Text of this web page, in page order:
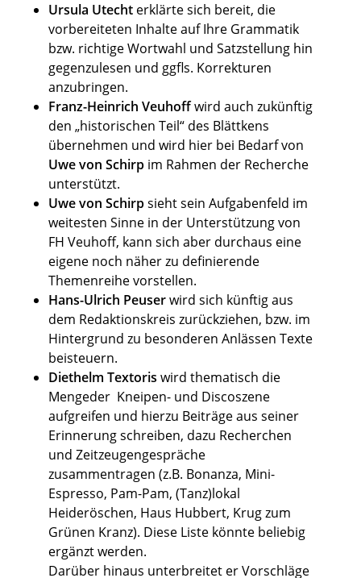
Ursula Utecht erklärte sich bereit, die
vorbereiteten Inhalte auf Ihre Grammatik
bzw. richtige Wortwahl und Satzstellung hin
gegenzulesen und ggfls. Korrekturen
anzubringen.
Franz-Heinrich Veuhoffwird auch zukünftig
den „historischen Teil“ des Blättkens
übernehmen und wird hier bei Bedarf von
Uwe von Schirp im Rahmen der Recherche
unterstützt.
Uwe von Schirpsieht sein Aufgabenfeld im
weitesten Sinne in der Unterstützung von
FH Veuhoff, kann sich aber durchaus eine
eigene noch näher zu definierende
Themenreihe vorstellen.
Hans-Ulrich Peuserwird sich künftig aus
dem Redaktionskreis zurückziehen, bzw. im
Hintergrund zu besonderen Anlässen Texte
beisteuern.
Diethelm Textoris wird thematisch die
Mengeder Kneipen- und Discoszene
aufgreifen und hierzu Beiträge aus seiner
Erinnerung schreiben, dazu Recherchen
und Zeitzeugengespräche
zusammentragen (z.B. Bonanza, Mini-
Espresso, Pam-Pam, (Tanz)lokal
Heideröschen, Haus Hubbert, Krug zum
Grünen Kranz). Diese Liste könnte beliebig
ergänzt werden.
Darüber hinaus unterbreitet er Vorschläge